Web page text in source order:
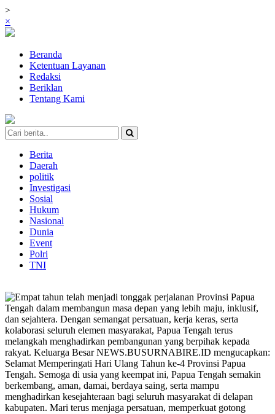
>
×
Beranda
Ketentuan Layanan
Redaksi
Beriklan
Tentang Kami
Berita
Daerah
politik
Investigasi
Sosial
Hukum
Nasional
Dunia
Event
Polri
TNI